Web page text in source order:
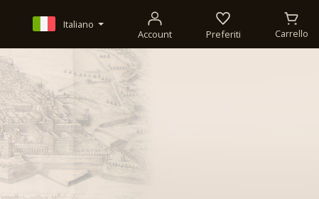
Italiano
Account Preferiti Carrello